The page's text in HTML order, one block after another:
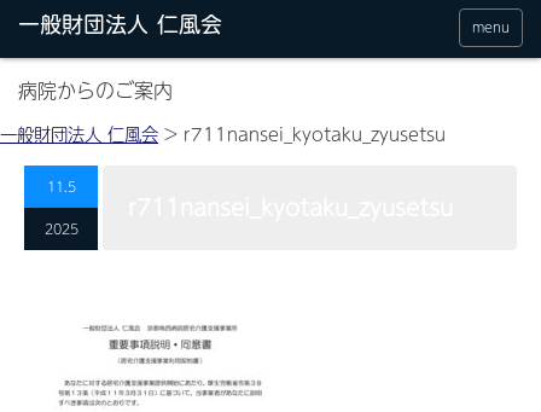
menu
病院からのご案内
一般財団法人 仁風会 > r711nansei_kyotaku_zyusetsu
11.5
2025